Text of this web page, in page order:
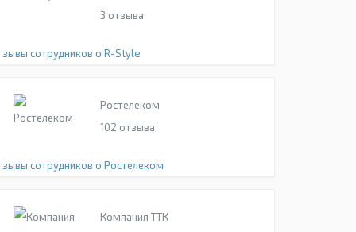
3 отзыва
сотрудников о R-Style
Ростелеком
102 отзыва
сотрудников о Ростелеком
Компания ТТК